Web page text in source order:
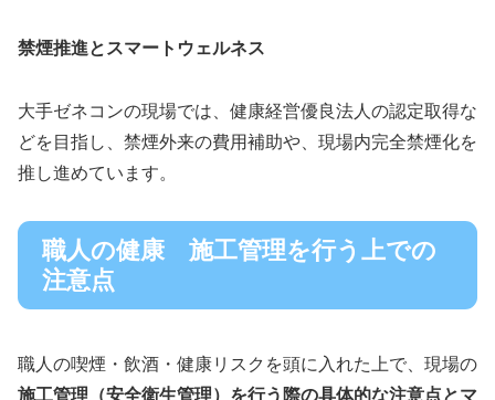
禁煙推進とスマートウェルネス
大手ゼネコンの現場では、健康経営優良法人の認定取得な
どを目指し、禁煙外来の費用補助や、現場内完全禁煙化を
推し進めています。
職人の健康 施工管理を行う上での
注意点
職人の喫煙・飲酒・健康リスクを頭に入れた上で、現場の
施工管理（安全衛生管理）を行う際の具体的な注意点とマ